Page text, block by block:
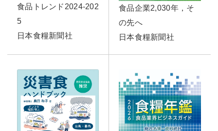
食品トレンド2024-202
5
日本食糧新聞社
食品企業2,030年，そ
の先へ
日本食糧新聞社